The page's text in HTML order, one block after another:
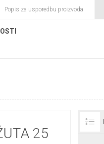
Popis za usporedbu proizvoda
25